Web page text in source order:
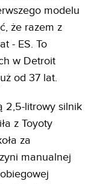
modelu
że razem z
- ES. To
w Detroit
od 37 lat.
2,5-litrowy silnik
z Toyoty
za
manualnej